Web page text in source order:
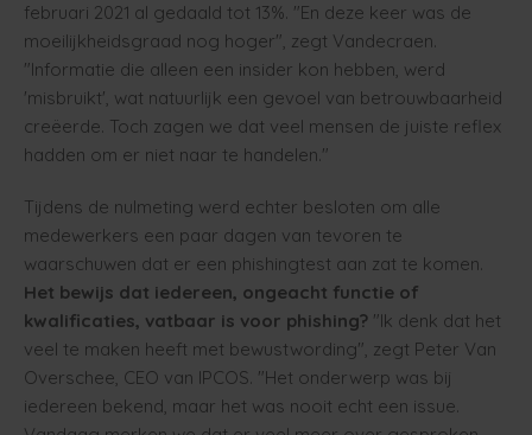
februari 2021 al gedaald tot 13%. "En deze keer was de
moeilijkheidsgraad nog hoger", zegt Vandecraen.
"Informatie die alleen een insider kon hebben, werd
'misbruikt', wat natuurlijk een gevoel van betrouwbaarheid
creëerde. Toch zagen we dat veel mensen de juiste reflex
hadden om er niet naar te handelen."
Tijdens de nulmeting werd echter besloten om alle
medewerkers een paar dagen van tevoren te
waarschuwen dat er een phishingtest aan zat te komen.
Het bewijs dat iedereen, ongeacht functie of
kwalificaties, vatbaar is voor phishing? "Ik denk dat het
veel te maken heeft met bewustwording", zegt Peter Van
Overschee, CEO van IPCOS. "Het onderwerp was bij
iedereen bekend, maar het was nooit echt een issue.